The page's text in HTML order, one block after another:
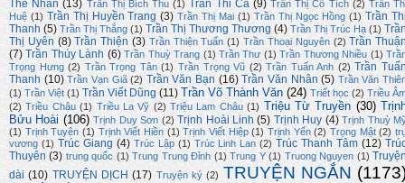
Thế Nhân (13) Trần Thị Bích Thu (1) Trần Thi Ca (9) Trần Thị Cổ Tích (2) Trần
Huệ (1) Trần Thị Huyền Trang (3) Trần Thị Mai (1) Trần Thị Ngọc Hồng (1) Trần
Thanh (5) Trần Thị Thắng (1) Trần Thị Thương Thương (4) Trần Thị Trúc Hạ (1)
Thị Uyên (8) Trần Thiện (3) Trần Thiện Tuấn (1) Trần Thoại Nguyên (2) Trần
(7) Trần Thúy Lành (6) Trần Thuỳ Trang (1) Trần Thư (1) Trần Thương Nhiều (1)
Trọng Hưng (2) Trần Trọng Tân (1) Trần Trọng Vũ (2) Trần Tuấn Anh (2) Trần
Thanh (10) Trần Vạn Giã (2) Trần Văn Bạn (16) Trần Văn Nhân (5) Trần Văn
(1) Trần Việt (1) Trần Viết Dũng (11) Trần Võ Thành Văn (24) Triết học (2) Triều
(2) Triều Châu (1) Triều La Vỹ (2) Triệu Lam Châu (1) Triệu Từ Truyền (30)
Bửu Hoài (106) Trịnh Duy Sơn (2) Trịnh Hoài Linh (5) Trịnh Huy (4) Trịnh Thuỳ
(1) Trịnh Tuyên (1) Trịnh Viết Hiền (1) Trịnh Viết Hiệp (1) Trịnh Yến (2) Trọng Mật (2)
vương (1) Trúc Giang (4) Trúc Lập (1) Trúc Linh Lan (2) Trúc Thanh Tâm (12)
Thuyên (3) trung quốc (1) Trung Trung Đỉnh (1) Trung Y (1) Truong Nguyen (1)
dài (10) TRUYỆN DỊCH (17) Truyện ký (2) TRUYỆN NGẮN